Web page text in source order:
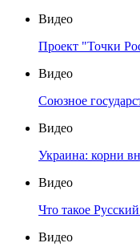
Видео
Проект "Точки
Видео
Союзное
Видео
Украина: корни
Видео
Что такое
Видео